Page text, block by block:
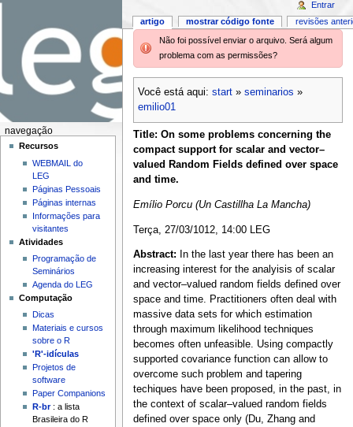
Não foi possível enviar o arquivo. Será algum
problema com as permissões?
Você está aqui: start» seminarios »
emilio01
Title: On some problems concerning the
compact support for scalar and vector–
valued Random Fields defined over space
and time.
Emílio Porcu (Un Castillha La Mancha)
Terça, 27/03/1012, 14:00 LEG
Abstract: In the last year there has been an
increasing interest for the analyisis of scalar
and vector–valued random fields defined over
space and time. Practitioners often deal with
massive data sets for which estimation
through maximum likelihood techniques
becomes often unfeasible. Using compactly
supported covariance function can allow to
overcome such problem and tapering
techiques have been proposed, in the past, in
the context of scalar–valued random fields
defined over space only (Du, Zhang and
artigo mostrar código fonte revisões
Entrar
navegação
Recursos
WEBMAIL do
LEG
Páginas Pessoais
Páginas internas
Informações para
visitantes
Atividades
Programação de
Seminários
Agenda do LEG
Computação
Dicas
Materiais e cursos
sobre o R
'R'-idículas
Projetos de
software
Paper Companions
R-br: a lista
Brasileira do R